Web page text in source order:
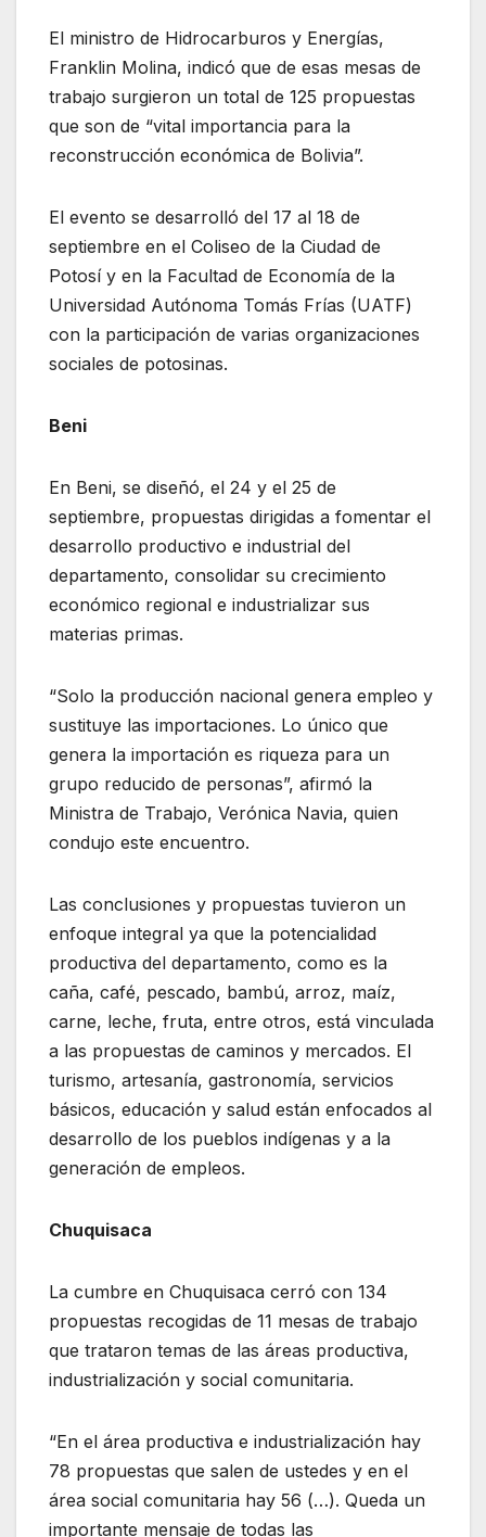
El ministro de Hidrocarburos y Energías,
Franklin Molina, indicó que de esas mesas de
trabajo surgieron un total de 125 propuestas
que son de “vital importancia para la
reconstrucción económica de Bolivia”.
El evento se desarrolló del 17 al 18 de
septiembre en el Coliseo de la Ciudad de
Potosí y en la Facultad de Economía de la
Universidad Autónoma Tomás Frías (UATF)
con la participación de varias organizaciones
sociales de potosinas.
Beni
En Beni, se diseñó, el 24 y el 25 de
septiembre, propuestas dirigidas a fomentar el
desarrollo productivo e industrial del
departamento, consolidar su crecimiento
económico regional e industrializar sus
materias primas.
“Solo la producción nacional genera empleo y
sustituye las importaciones. Lo único que
genera la importación es riqueza para un
grupo reducido de personas”, afirmó la
Ministra de Trabajo, Verónica Navia, quien
condujo este encuentro.
Las conclusiones y propuestas tuvieron un
enfoque integral ya que la potencialidad
productiva del departamento, como es la
caña, café, pescado, bambú, arroz, maíz,
carne, leche, fruta, entre otros, está vinculada
a las propuestas de caminos y mercados. El
turismo, artesanía, gastronomía, servicios
básicos, educación y salud están enfocados al
desarrollo de los pueblos indígenas y a la
generación de empleos.
Chuquisaca
La cumbre en Chuquisaca cerró con 134
propuestas recogidas de 11 mesas de trabajo
que trataron temas de las áreas productiva,
industrialización y social comunitaria.
“En el área productiva e industrialización hay
78 propuestas que salen de ustedes y en el
área social comunitaria hay 56 (…). Queda un
importante mensaje de todas las